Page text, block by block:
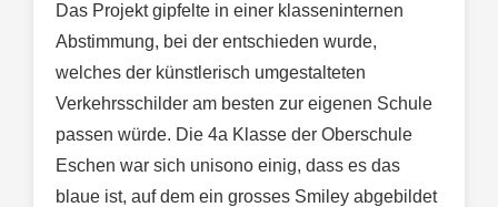
Das Projekt gipfelte in einer klasseninternen
Abstimmung, bei der entschieden wurde,
welches der künstlerisch umgestalteten
Verkehrsschilder am besten zur eigenen Schule
passen würde. Die 4a Klasse der Oberschule
Eschen war sich unisono einig, dass es das
blaue ist, auf dem ein grosses Smiley abgebildet